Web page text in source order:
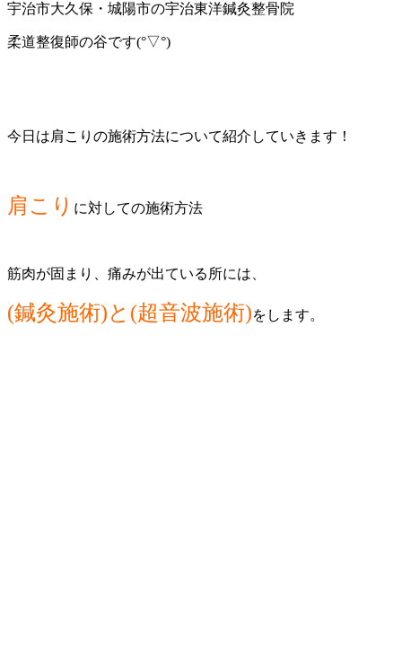
宇治市大久保・城陽市の宇治東洋鍼灸整骨院
柔道整復師の谷です(°▽°)
今日は肩こりの施術方法について紹介していきます！
肩こり に対しての施術方法
筋肉が固まり、痛みが出ている所には、
(鍼灸施術)と(超音波施術)をします。